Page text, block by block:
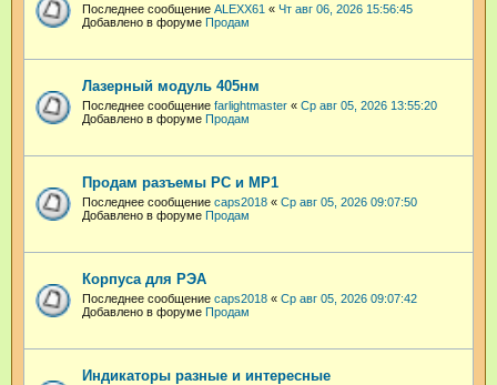
Последнее сообщение ALEXX61 « Чт авг 06, 2026 15:56:45
Добавлено в форуме Продам
Лазерный модуль 405нм
Последнее сообщение farlightmaster « Ср авг 05, 2026 13:55:20
Добавлено в форуме Продам
Продам разъемы РС и МР1
Последнее сообщение caps2018 « Ср авг 05, 2026 09:07:50
Добавлено в форуме Продам
Корпуса для РЭА
Последнее сообщение caps2018 « Ср авг 05, 2026 09:07:42
Добавлено в форуме Продам
Индикаторы разные и интересные